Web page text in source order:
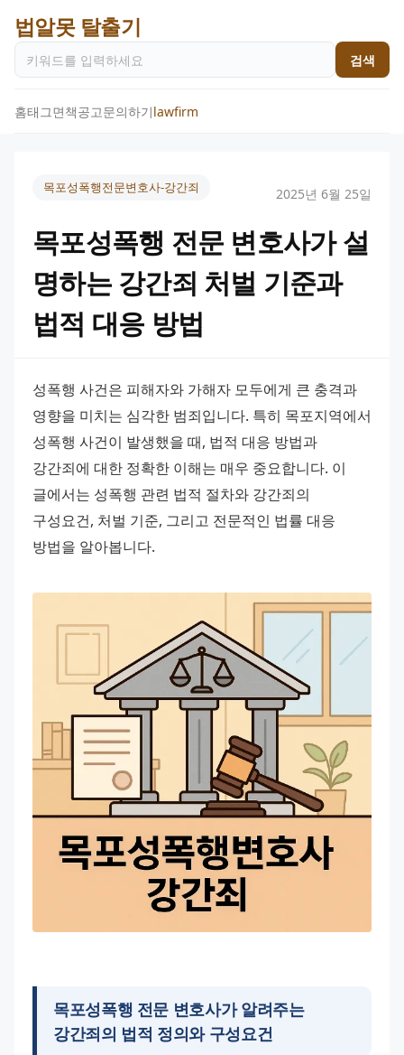
법알못 탈출기
검색
홈태그면책공고문의하기lawfirm
목포성폭행전문변호사-강간죄 2025년 6월 25일
목포성폭행 전문 변호사가 설
명하는 강간죄 처벌 기준과
법적 대응 방법
성폭행 사건은 피해자와 가해자 모두에게 큰 충격과
영향을 미치는 심각한 범죄입니다. 특히 목포지역에서
성폭행 사건이 발생했을 때, 법적 대응 방법과
강간죄에 대한 정확한 이해는 매우 중요합니다. 이
글에서는 성폭행 관련 법적 절차와 강간죄의
구성요건, 처벌 기준, 그리고 전문적인 법률 대응
방법을 알아봅니다.
목포성폭행 전문 변호사가 알려주는
강간죄의 법적 정의와 구성요건